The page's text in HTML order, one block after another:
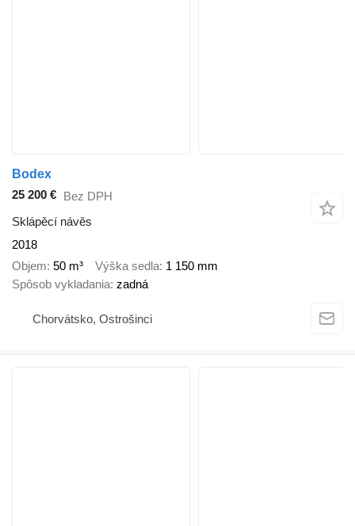
Bodex
25 200 € Bez DPH
Sklápěcí návěs
2018
Objem 50 m³ Výška sedla 1 150 mm
Spôsob vykladania zadná
Chorvátsko, Ostrošinci